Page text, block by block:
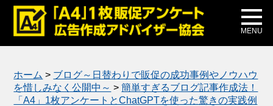
MENU
メディア掲載
公式ブログ
ホーム > ブログ～日替わりで販促の成功事例やノウハウ
を惜しみなく公開中～ >簡単すぎるブログ記事作成法！
「A4」1枚アンケートとChatGPTを使った驚きの実践例